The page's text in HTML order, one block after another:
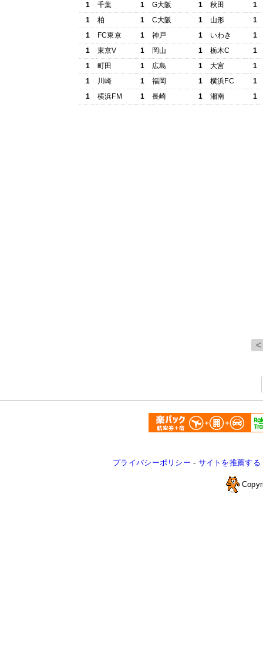
1
千葉 1
G大阪
1
柏 1
C大阪
1
FC東京 1
神戸
1
東京V 1
岡山
1
町田 1
広島
1
川崎 1
福岡
1
横浜FM 1 長崎
1
秋田
1
1
山形
1
1
いわき
1
1
栃木C
1
1
大宮
1
1
横浜FC
1
1
湘南 1
プライバシーポリシー - サイトを推薦する